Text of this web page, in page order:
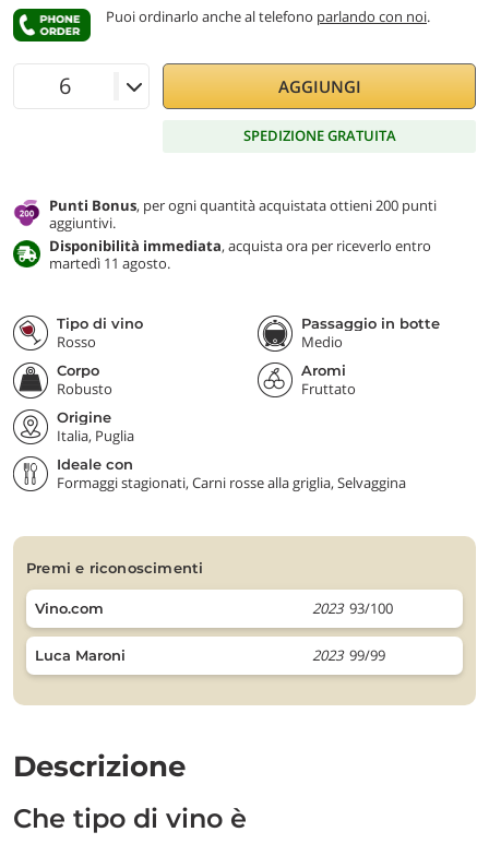
Puoi ordinarlo anche al telefono parlando con noi.
AGGIUNGI
SPEDIZIONE GRATUITA
Punti Bonus, per ogni quantità acquistata ottieni 200 punti
aggiuntivi.
Disponibilità immediata, acquista ora per riceverlo entro
martedì 11 agosto.
Tipo di vino
Rosso
Passaggio in botte
Medio
Corpo
Robusto
Aromi
Fruttato
Origine
Italia, Puglia
Ideale con
Formaggi stagionati, Carni rosse alla griglia, Selvaggina
premi e riconoscimenti
Vino.com 2023 93/100
Luca Maroni 2023 99/99
Descrizione
Che tipo di vino è